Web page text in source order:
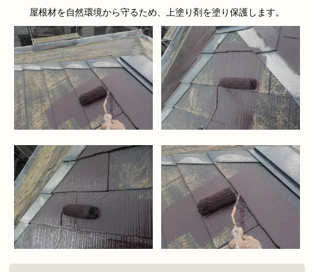
屋根材を自然環境から守るため、上塗り剤を塗り保護します。